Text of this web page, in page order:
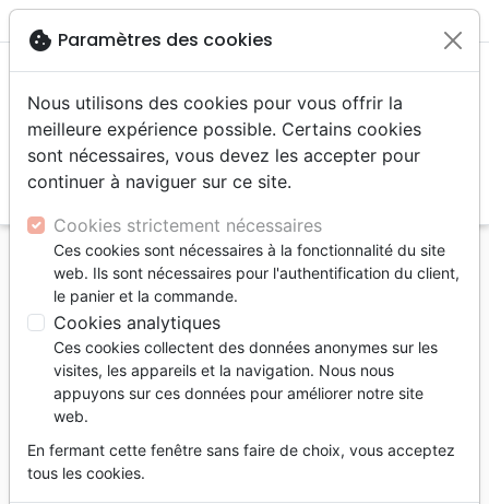
menu
Accueil Livres Edification
Croissance spirituelle
Vivons-nous les derniers jours ? - [Questions
cruciales]
Vivons-nous les derniers jours ?
[Questions cruciales]
Auteur :
RéférencePC9518 EAN9782924895184
La Rochelle
cookie Paramètres des cookies
Nous utilisons des cookies pour vous offrir la
meilleure expérience possible. Certains cookies
sont nécessaires, vous devez les accepter pour
continuer à naviguer sur ce site.
Cookies strictement nécessaires
Ces cookies sont nécessaires à la fonctionnalité du site
web. Ils sont nécessaires pour l'authentification du client,
le panier et la commande.
Cookies analytiques
Ces cookies collectent des données anonymes sur les
visites, les appareils et la navigation. Nous nous
appuyons sur ces données pour améliorer notre site
web.
En fermant cette fenêtre sans faire de choix, vous acceptez
tous les cookies.